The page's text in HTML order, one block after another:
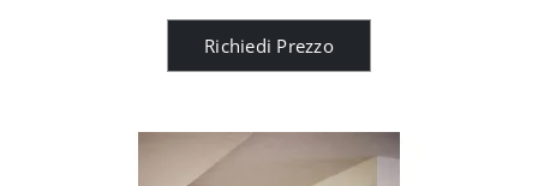
Richiedi Prezzo